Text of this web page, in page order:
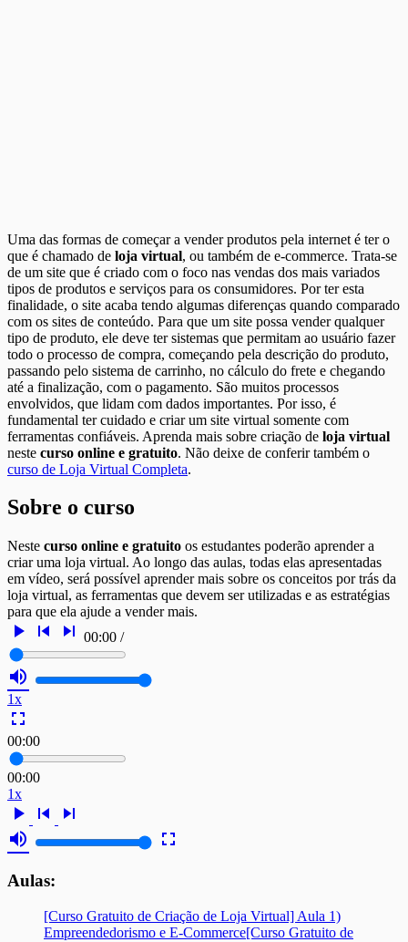
Uma das formas de começar a vender produtos pela internet é ter o
que é chamado de loja virtual, ou também de e-commerce. Trata-se
de um site que é criado com o foco nas vendas dos mais variados
tipos de produtos e serviços para os consumidores. Por ter esta
finalidade, o site acaba tendo algumas diferenças quando comparado
com os sites de conteúdo. Para que um site possa vender qualquer
tipo de produto, ele deve ter sistemas que permitam ao usuário fazer
todo o processo de compra, começando pela descrição do produto,
passando pelo sistema de carrinho, no cálculo do frete e chegando
até a finalização, com o pagamento. São muitos processos
envolvidos, que lidam com dados importantes. Por isso, é
fundamental ter cuidado e criar um site virtual somente com
ferramentas confiáveis. Aprenda mais sobre criação de loja virtual
neste curso online e gratuito. Não deixe de conferir também o
curso de Loja Virtual Completa.
Sobre o curso
Neste curso online e gratuito os estudantes poderão aprender a
criar uma loja virtual. Ao longo das aulas, todas elas apresentadas
em vídeo, será possível aprender mais sobre os conceitos por trás da
loja virtual, as ferramentas que devem ser utilizadas e as estratégias
para que ela ajude a vender mais.
play_arrow skip_previous skip_next 00:00 /
volume_up
1x
fullscreen
00:00
00:00
1x
play_arrow skip_previous
skip_next
volume_up
fullscreen
Aulas:
[Curso Gratuito de Criação de Loja Virtual] Aula 1)
Empreendedorismo e E-Commerce[Curso Gratuito de